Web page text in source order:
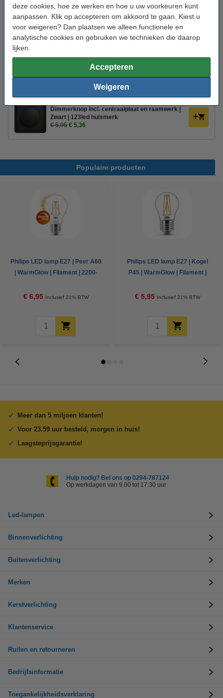
deze cookies, hoe ze werken en hoe u uw voorkeuren kunt
aanpassen. Klik op accepteren om akkoord te gaan. Kiest u
voor weigeren? Dan plaatsen we alleen functionele en
analytische cookies en gebruiken we technieken die daarop
lijken.
Accepteren
Weigeren
Bestel mee:
Led dimmer 0-100W | 123led huismerk
Dimmerknop incl. centraalplaat en raamwerk |
Dimmerknop incl. centraalplaat en raamwerk |
Zwart | 123led huismerk
€ 5,95 € 5,36
Populaire producten
Philips LED lamp E27 | Peer A60
| WarmGlow | Filament | 2200-
€ 6,95 Inclusief 21% BTW
Philips LED lamp E27 | Kogel
P45 | WarmGlow | Filament |
€ 5,95 Inclusief 21% BTW
Meer dan 5 miljoen klanten!
Voor 23.59 uur besteld, morgen in huis!
Laagsteprijsgarantie!
Hulp nodig? Bel ons op 0294-787124
Op werkdagen van 9.00 tot 17.30 uur
Led-lampen
Binnenverlichting
Buitenverlichting
Merken
Kerstverlichting
Klantenservice
Ruilen en retourneren
Bedrijfsinformatie
Toegankelijkheidsverklaring